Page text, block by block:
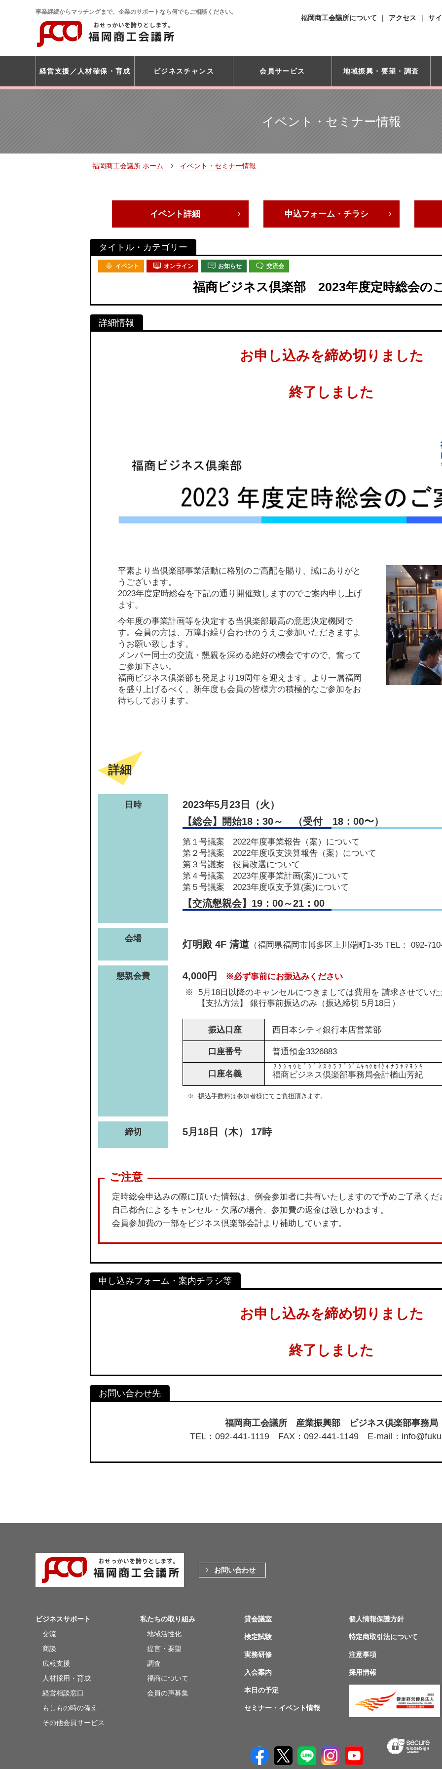
事業継続からマッチングまで、企業のサポートなら何でもご相談ください。
福岡商工会議所について アクセス サ
経営支援 人材確保・育成 ビジネスチャンス 会員サービス 地域振興・ 要望・調査
イベント・セミナー情報
福岡商工会議所 ホーム イベント・セミナー情報
イベント詳細 申込フォーム・チラシ
イベント オンライン お知らせ 交流会
福商ビジネス倶楽部 2023年度定時総会の
お申し込みを締め切りました
終了しました
平素より当倶楽部事業活動に格別のご高配を賜り、誠にありがと
うございます。
2023年度定時総会を下記の通り開催致しますのでご案内申し上げ
ます。
今年度の事業計画等を決定する当倶楽部最高の意思決定機関で
す。会員の方は、万障お繰り合わせのうえご参加いただきますよ
うお願い致します。
メンバー同士の交流・懇親を深める絶好の機会ですので、奮って
ご参加下さい。
福商ビジネス倶楽部も発足より19周年を迎えます。より一層福岡
を盛り上げるべく、新年度も会員の皆様方の積極的なご参加をお
待ちしております。
詳細
日時
2023年5月23日（火）
【総会】開始18：30～ （受付 18：00〜）
第１号議案 2022年度事業報告（案）について
第２号議案 2022年度収支決算報告（案）について
第３号議案 役員改選について
第４号議案 2023年度事業計画(案)について
第５号議案 2023年度収支予算(案)について
【交流懇親会】19：00～21：00
会場
灯明殿 4F 清道（福岡県福岡市博多区上川端町1-35 TEL： 092-
懇親会費 4,000円
※必ず事前にお振込みください
5月18日以降のキャンセルにつきましては費用を 請求させてい
【支払方法】 銀行事前振込のみ（振込締切 5月18日）
振込口座 西日本シティ銀行本店営業部
口座番号 普通預金3326883
口座名義 福商ビジネス倶楽部
ﾌｸｼｮｳﾋﾞｼﾞﾈｽｸﾗﾌﾞ
事務局会計
ｼﾞﾑｷｮｸｶｲｹｲ
楢山芳紀
ﾅﾗﾔﾏﾖｼｷ
振込手数料は参加者様にてご負担頂きます。
締切 5月18日（木） 17時
定時総会申込みの際に頂いた情報は、例会参加者に共有いたしますので予めご了承くだ
自己都合によるキャンセル・欠席の場合、参加費の返金は致しかねます。
会員参加費の一部をビジネス倶楽部会計より補助しています。
お申し込みを締め切りました
終了しました
福岡商工会議所 産業振興部 ビジネス倶楽部事務局
TEL：092-441-1119 FAX：092-441-1149 E-mail：
お問い合わせ
ビジネスサポート
交流
商談
広報支援
人材採用・育成
経営相談窓口
もしもの時の備え
その他会員サービス
私たちの取り組み
地域活性化
提言・要望
調査
福商について
会員の声募集
貸会議室
検定試験
実務研修
入会案内
本日の予定
セミナー・イベント情報
個人情報保護方針
特定商取引法について
注意事項
採用情報